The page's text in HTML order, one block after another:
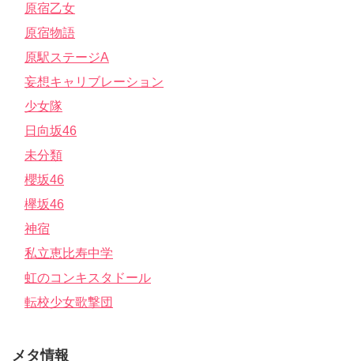
原宿乙女
原宿物語
原駅ステージA
妄想キャリブレーション
少女隊
日向坂46
未分類
櫻坂46
欅坂46
神宿
私立恵比寿中学
虹のコンキスタドール
転校少女歌撃団
メタ情報